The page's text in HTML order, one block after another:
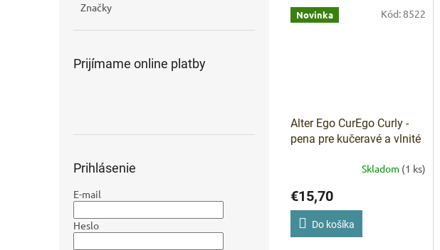
Značky
Prijímame online platby
Prihlásenie
E-mail
Heslo
Novinka
Alter Ego CurEgo Curly -
pena pre kučeravé a vlnité
Skladom (1 ks)
€15,70
Do košíka
Kód:8522